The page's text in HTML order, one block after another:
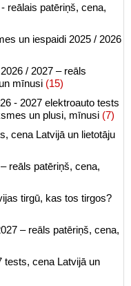
reālais patēriņš, cena,
un iespaidi 2025 / 2026
/ 2027 – reāls
mīnusi (15)
- 2027 elektroauto tests
un plusi, mīnusi (7)
cena Latvijā un lietotāju
reāls patēriņš, cena,
tirgū, kas tos tirgos?
– reāls patēriņš, cena,
tests, cena Latvijā un